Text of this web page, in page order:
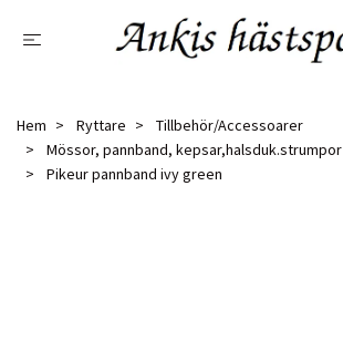
Hem Ryttare
Tillbehör/Accessoarer
Mössor, pannband, kepsar,halsduk.strumpor
Pikeur pannband ivy green